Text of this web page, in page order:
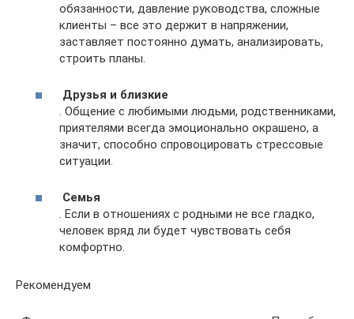
обязанности, давление руководства, сложные
клиенты – все это держит в напряжении,
заставляет постоянно думать, анализировать,
строить планы.
Друзья и близкие
. Общение с любимыми людьми, родственниками,
приятелями всегда эмоционально окрашено, а
значит, способно спровоцировать стрессовые
ситуации.
Семья
. Если в отношениях с родными не все гладко,
человек вряд ли будет чувствовать себя
комфортно.
Рекомендуем